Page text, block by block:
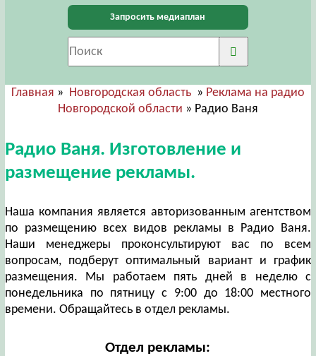
Запросить медиаплан
Главная » Новгородская область» Реклама на радио
Новгородской области » Радио Ваня
Радио Ваня. Изготовление и
размещение рекламы.
Наша компания является авторизованным агентством
по размещению всех видов рекламы в Радио Ваня.
Наши менеджеры проконсультируют вас по всем
вопросам, подберут оптимальный вариант и график
размещения. Мы работаем пять дней в неделю с
понедельника по пятницу с 9:00 до 18:00 местного
времени. Обращайтесь в отдел рекламы.
Отдел рекламы: